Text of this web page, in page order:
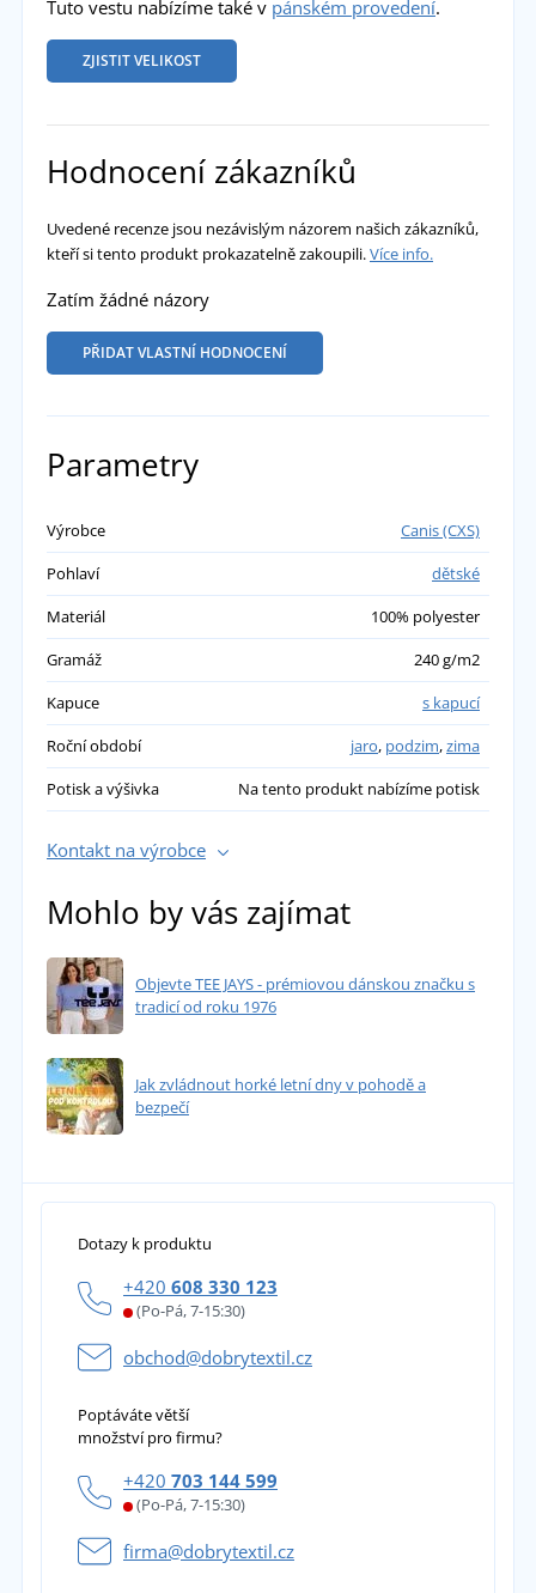
Tuto vestu nabízíme také v pánském provedení.
ZJISTIT VELIKOST
Hodnocení zákazníků
Uvedené recenze jsou nezávislým názorem našich zákazníků,
kteří si tento produkt prokazatelně zakoupili.Více info.
Zatím žádné názory
PŘIDAT VLASTNÍ HODNOCENÍ
Parametry
Výrobce
Canis (CXS)
Pohlaví
dětské
Materiál
100% polyester
Gramáž
240 g/m2
Kapuce
s kapucí
Roční období
jaro, podzim,zima
Potisk a výšivka
Na tento produkt nabízíme potisk
Kontakt na výrobce
Mohlo by vás zajímat
Objevte TEE JAYS - prémiovou dánskou značku s
tradicí od roku 1976
Jak zvládnout horké letní dny v pohodě a
bezpečí
Dotazy k produktu
+420 608 330 123
(Po-Pá, 7-15:30)
obchod@dobrytextil.cz
Poptáváte větší
množství pro firmu?
+420 703 144 599
(Po-Pá, 7-15:30)
firma@dobrytextil.cz